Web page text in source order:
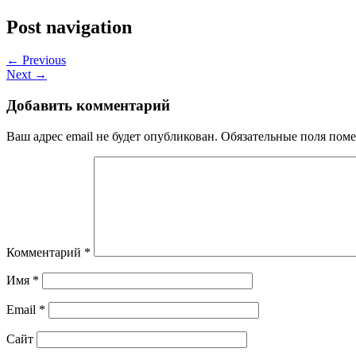
Post navigation
← Previous
Next →
Добавить комментарий
Ваш адрес email не будет опубликован. Обязательные поля
Комментарий *
Имя *
Email *
Сайт